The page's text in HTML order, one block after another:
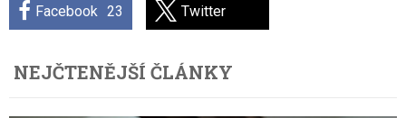
Facebook 23 Twitter
NEJČTENĚJŠÍ ČLÁNKY